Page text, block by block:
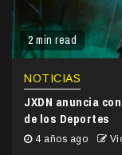
2 min read
NOTICIAS
JXDN anuncia
de los Deportes
4 años ago